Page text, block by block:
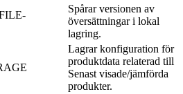
Spårar versionen av
översättningar i lokal
lagring.
Lagrar konfiguration för
produktdata relaterad till
Senast visade/jämförda
produkter.